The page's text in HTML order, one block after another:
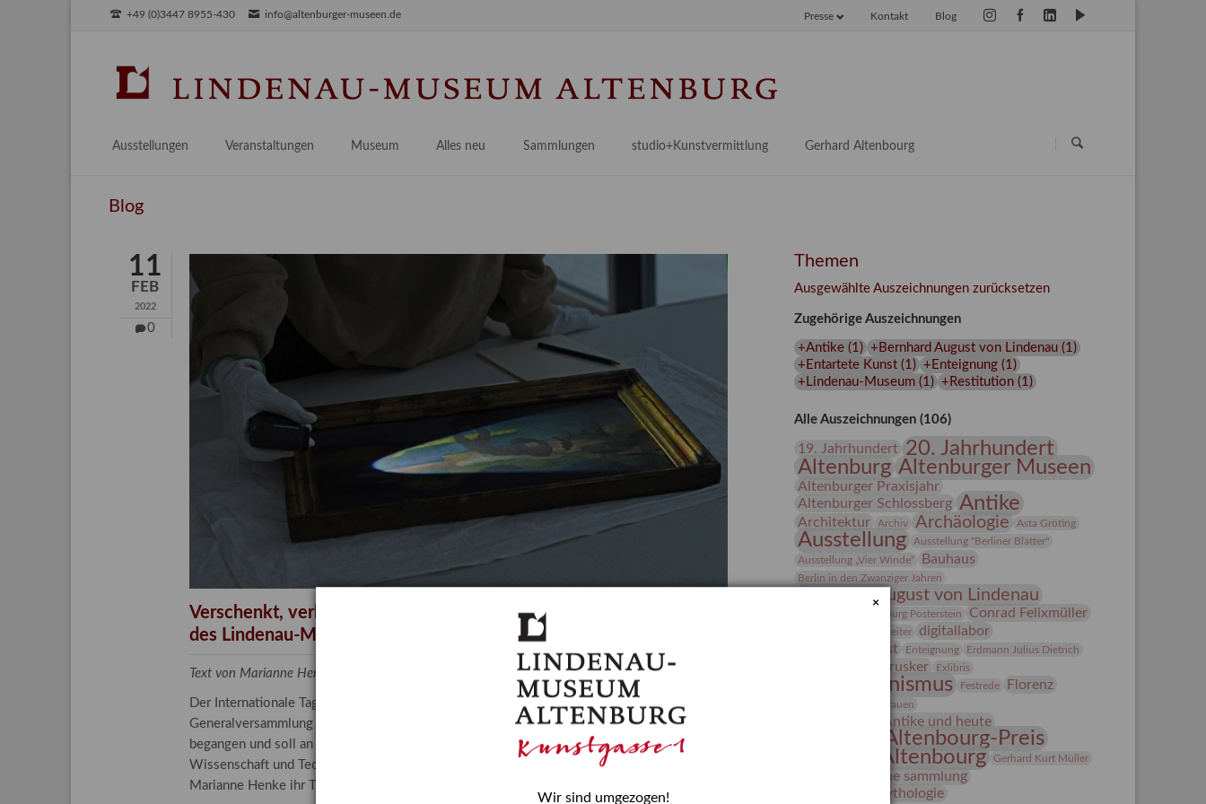
+49 (0)3447 8955-430 info@altenburger-museen.de Blog
Kontakt
Presse
Ausstellungen
Aktuell
Veranstaltungen Museum
Praktikum / Praxisprojekt
Bestandskataloge & Editionen
Gesamtverzeichnis
Kalender
Alles neu
Provenienzforschung
Kulturelle Vermittlung
Länderübergreifende kulturtouristische Ziele
Sammlungen
Malerei 17.–19. Jh.
Deutsche Malerei 20./21. Jh.
Grafische Sammlung
Kunstbibliothek
Restaurierung
Forschung
studio+Kunstvermittlung
Angebote für Erwachsene
Angebote für Kitas
Gerhard Altenbourg
Blog
11
FEB
2022
0
Verschenkt, verkauft, vergessen? – Kunstdetektivinnen im Dienste
des Lindenau-Museums
Text von Marianne Henke, Provenienzforscherin am Lindenau-Museum Altenburg
Der Internationale Tag der Frauen und Mädchen in der Wissenschaft wurde 2015 in der
Generalversammlung der Vereinten Nationen beschlossen. Er wird jährlich am 11. Februar
begangen und soll an die entscheidende Rolle erinnern, die Mädchen und Frauen in
Wissenschaft und Technologie spielen. In ihrem Blogbeitrag stellt Provenienzforscherin
Marianne Henke ihr Tätigkeitsfeld vor.
Themen
Ausgewählte Auszeichnungen zurücksetzen
Zugehörige Auszeichnungen
+Antike(1 ) +Bernhard August von Lindenau(1 )
+Entartete Kunst(1 ) +Enteignung(1 )
+Lindenau-Museum(1 ) +Restitution(1 )
Alle Auszeichnungen (106)
19. Jahrhundert 20. Jahrhundert
Altenburg Altenburger Museen
Altenburger Praxisjahr
Altenburger Schlossberg Antike
Architektur Archiv Archäologie Asta Gröting
Ausstellung
Ausstellung "Berliner Blätter"
Ausstellung „Vier Winde“
Bauhaus
Berlin in den Zwanziger Jahren
Bernhard August von Lindenau
Burg Posterstein Conrad Felixmüller
Der Blaue Reiter
digitallabor
Entartete Kunst
Enteignung
Erdmann Julius Dietrich
estrusker Exlibris
Expressionismus Festrede Florenz
frauen
Frauen in der Antike und heute
Gerhard-Altenbourg-Preis
Gerhard Altenbourg
Gerhard Kurt Müller
grafische sammlung
griechische Mythologie
×
Wir sind umgezogen!